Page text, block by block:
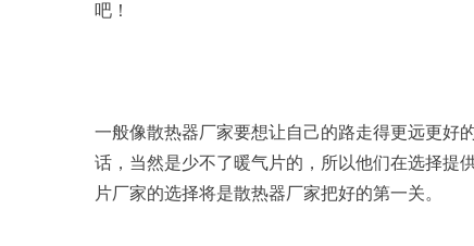
吧！
一般像散热器厂家要想让自己的路走得更远更好
话，当然是少不了暖气片的，所以他们在选择提
片厂家的选择将是散热器厂家把好的第一关。